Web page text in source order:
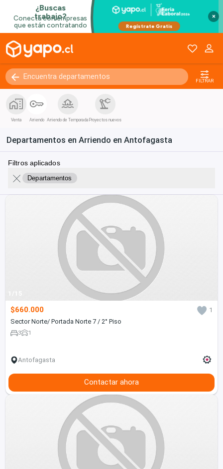
×
FILTRAR
Venta Arriendo Arriendo de Temporada Proyectos nuevos
Departamentos en Arriendo en Antofagasta
Filtros aplicados
Departamentos
1/15
$660.000
1
Sector Norte/ Portada Norte 7 / 2° Piso
3 1
Antofagasta
Contactar ahora